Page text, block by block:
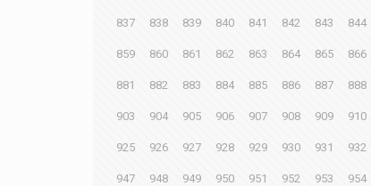
837 838 839 840 841 842 843 844
859 860 861 862 863 864 865 866
881 882 883 884 885 886 887 888
903 904 905 906 907 908 909 910
925 926 927 928 929 930 931 932
947 948 949 950 951 952 953 954